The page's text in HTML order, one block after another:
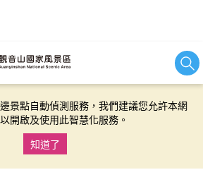
技術以持續優化網站服務，並有助於為
景點自動偵測服務，我們建議您允許本網
開啟及使用此智慧化服務。
知道了